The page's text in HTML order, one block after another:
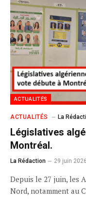
ACTUALITÉS
ACTUALITÉS La
Législatives
Montréal.
La Rédaction 29 juin 2026
Depuis le 27 juin, les
Nord, notamment au